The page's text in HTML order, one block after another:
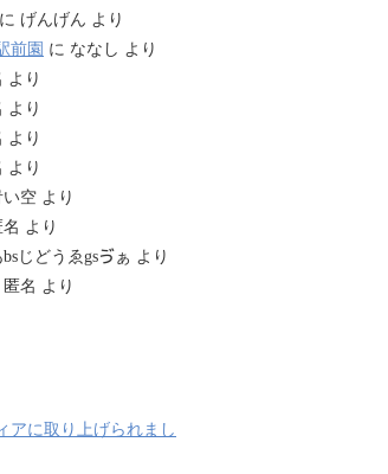
に げんげん より
前園 に ななし より
より
より
より
より
い空 より
名 より
じどうゑgsゔぁ より
匿名 より
アに取り上げられまし